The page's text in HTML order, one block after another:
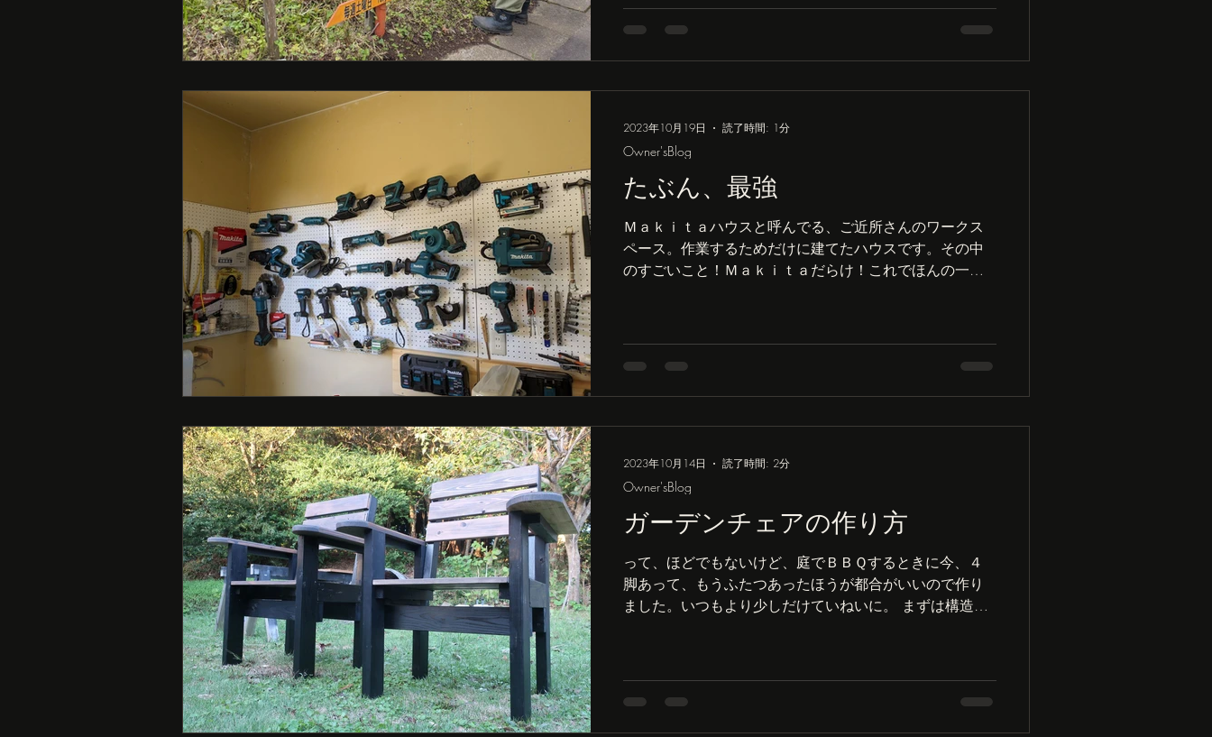
らってきました。いい木だけど重いから大変！...
たぶん、最強
Ｍａｋｉｔａハウスと呼んでる、ご近所さんのワークス
ペース。作業するためだけに建てたハウスです。その中
のすごいこと！Ｍａｋｉｔａだらけ！これでほんの一
Owner'sBlog
2023年10月19日 読了時間: 1分
ガーデンチェアの作り方
って、ほどでもないけど、庭でＢＢＱするときに今、４
脚あって、もうふたつあったほうが都合がいいので作り
ました。いつもより少しだけていねいに。 まずは構造を
Owner'sBlog
2023年10月14日 読了時間: 2分